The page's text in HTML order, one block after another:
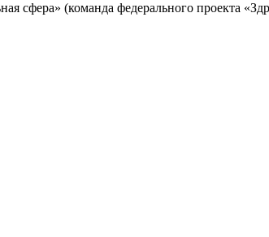
(команда федерального проекта